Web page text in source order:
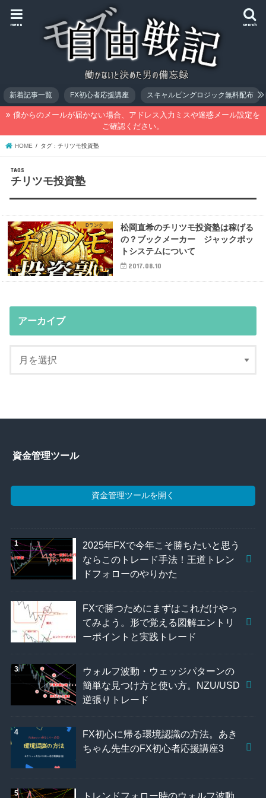
search
menu
新着記事一覧 FX初心者応援講座 スキャルピングロジック無料配布
僕からのメールが届かない場合、アドレス入力ミスや迷惑メール設定を
ご確認ください。
HOME タグ : チリツモ投資塾
チリツモ投資塾
Dランク
松岡直希のチリツモ投資塾は稼げる
の？ブックメーカー ジャックポッ
トシステムについて
2017.08.10
アーカイブ
資金管理ツール
資金管理ツールを開く
2025年FXで今年こそ勝ちたいと思う
ならこのトレード手法！王道トレン
ドフォローのやりかた
FXで勝つためにまずはこれだけやっ
てみよう。形で覚える図解エントリ
ーポイントと実践トレード
ウォルフ波動・ウェッジパターンの
簡単な見つけ方と使い方。NZU/USD
逆張りトレード
FX初心に帰る環境認識の方法。あき
ちゃん先生のFX初心者応援講座3
トレンドフォロー時のウォルフ波動